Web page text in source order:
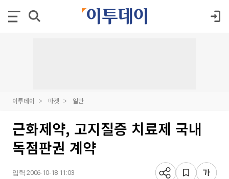
이투데이 마켓 일반
근화제약, 고지질증 치료제 국내
독점판권 계약
입력 2006-10-18 11:03